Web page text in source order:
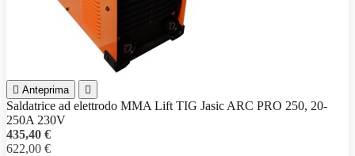
 Anteprima 
Saldatrice ad elettrodo MMA Lift TIG Jasic ARC PRO 250, 20-
250A 230V
435,40 €
622,00 €